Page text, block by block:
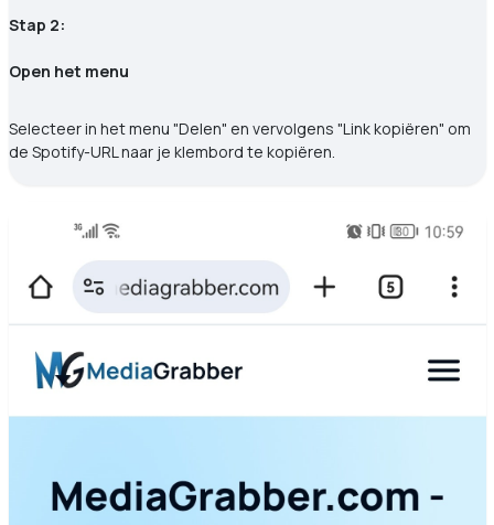
Stap 2:
Open het menu
Selecteer in het menu "Delen" en vervolgens "Link kopiëren" om
de Spotify-URL naar je klembord te kopiëren.